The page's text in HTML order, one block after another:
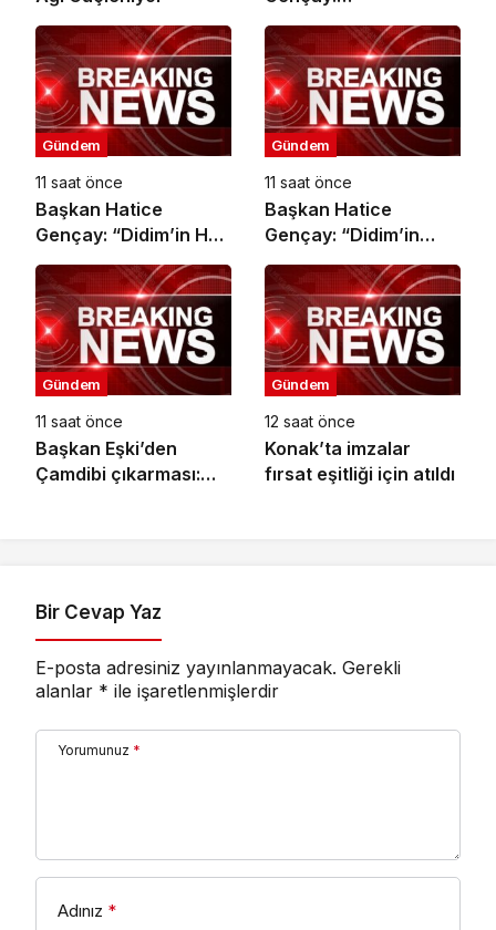
“Kadınlarımızın Üretim
Gücünü
Destekliyoruz”
Gündem
11 saat önce
Başkan Hatice
Gençay: “Didim’in Her
Noktasında Gece
Gündüz Sahadayız”
Gündem
11 saat önce
Başkan Hatice
Gençay: “Didim’in
Minik Ev Sahiplerine
Sahip Çıkmaya Devam
Edeceğiz”
Gündem
11 saat önce
Başkan Eşki’den
Çamdibi çıkarması:
Gündem
12 saat önce
Konak’ta imzalar
fırsat eşitliği için atıldı
Bir Cevap Yaz
E-posta adresiniz yayınlanmayacak. Gerekli
alanlar * ile işaretlenmişlerdir
Yorumunuz *
Adınız *